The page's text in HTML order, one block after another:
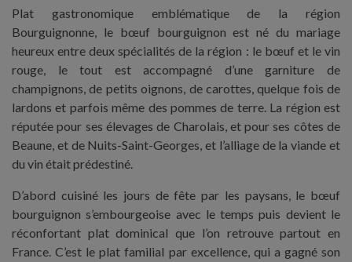
Plat gastronomique emblématique de la région
Bourguignonne, le bœuf bourguignon est né du mariage
heureux entre deux spécialités de la région : le bœuf et le vin
rouge, le tout est accompagné d’une garniture de
champignons, de petits oignons, de carottes, quelque fois de
lardons et parfois même des pommes de terre. La région est
réputée pour ses élevages de Charolais, et pour ses côtes de
Beaune, et de Nuits-Saint-Georges, et l’alliage de la viande et
du vin était prédestiné.
D’abord cuisiné les jours de fête par les paysans, le bœuf
bourguignon s’embourgeoise avec le temps puis devient le
réconfortant plat dominical que l’on retrouve partout en
France. C’est le plat familial par excellence, qui a gagné son